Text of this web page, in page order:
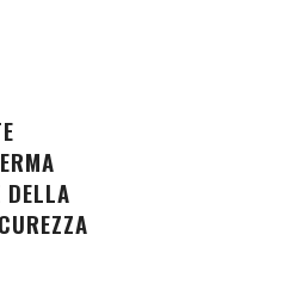
DELLA